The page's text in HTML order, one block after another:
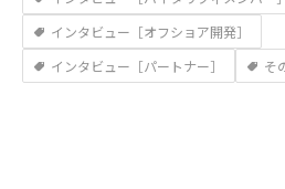
インタビュー［オフショア開発］
インタビュー［パートナー］
そ